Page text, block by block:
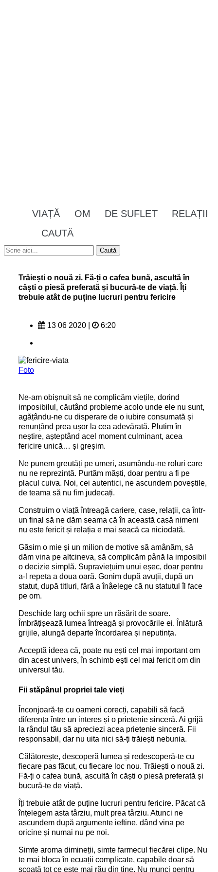
VIAȚĂ OM DE SUFLET
RELAȚII
CAUTĂ
Trăiești o nouă zi. Fă-ți o cafea bună, ascultă în
căști o piesă preferată și bucură-te de viață. Îți
trebuie atât de puține lucruri pentru fericire
13 06 2020 6:20
Foto
Ne-am obișnuit să ne complicăm viețile, dorind
imposibilul, căutând probleme acolo unde ele nu sunt,
agățându-ne cu disperare de o iubire consumată și
renunțând prea ușor la cea adevărată. Plutim în
neștire, așteptând acel moment culminant, acea
fericire unică… și greșim.
Ne punem greutăți pe umeri, asumându-ne roluri care
nu ne reprezintă. Purtăm măști, doar pentru a fi pe
placul cuiva. Noi, cei autentici, ne ascundem poveștile,
de teama să nu fim judecați.
Construim o viață întreagă cariere, case, relații, ca într-
un final să ne dăm seama că în această casă nimeni
nu este fericit și relația e mai seacă ca niciodată.
Găsim o mie și un milion de motive să amânăm, să
dăm vina pe altcineva, să complicăm până la imposibil
o decizie simplă. Supraviețuim unui eșec, doar pentru
a-l repeta a doua oară. Gonim după avuții, după un
statut, după titluri, fără a înâelege că nu statutul îl face
pe om.
Deschide larg ochii spre un răsărit de soare.
Îmbrățișează lumea întreagă și provocările ei. Înlătură
grijile, alungă departe încordarea și neputința.
Acceptă ideea că, poate nu ești cel mai important om
din acest univers, în schimb ești cel mai fericit om din
universul tău.
Fii stăpânul propriei tale vieți
Înconjoară-te cu oameni corecți, capabili să facă
diferența între un interes și o prietenie sinceră. Ai grijă
la rândul tău să apreciezi acea prietenie sinceră. Fii
responsabil, dar nu uita nici să-ți trăiești nebunia.
Călătorește, descoperă lumea și redescoperă-te cu
fiecare pas făcut, cu fiecare loc nou. Trăiești o nouă zi.
Fă-ți o cafea bună, ascultă în căști o piesă preferată și
bucură-te de viață.
Îți trebuie atât de puține lucruri pentru fericire. Păcat că
înțelegem asta târziu, mult prea târziu. Atunci ne
ascundem după argumente ieftine, dând vina pe
oricine și numai nu pe noi.
Simte aroma dimineții, simte farmecul fiecărei clipe. Nu
te mai bloca în ecuații complicate, capabile doar să
scoată tot ce este mai rău din tine. Nu munci pentru